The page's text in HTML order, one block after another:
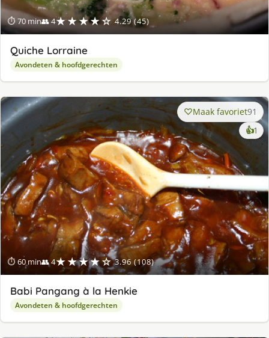
⏱ 70 min👥 4★★★★☆ 4.29 (45)
Quiche Lorraine
Avondeten & hoofdgerechten
⏱ 60 min👥 4★★★★☆ 3.96 (108)
Maak favoriet91
👍1
Babi Pangang à la Henkie
Avondeten & hoofdgerechten